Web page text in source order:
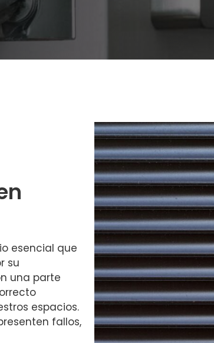
esencial que
su
una parte
espacios.
fallos,